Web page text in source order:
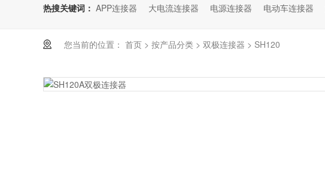
热搜关键词： APP连接器 大电流连接器 电源连接器 电动车连接器
您当前的位置： 首页 > 按产品分类 > 双极连接器 > SH120